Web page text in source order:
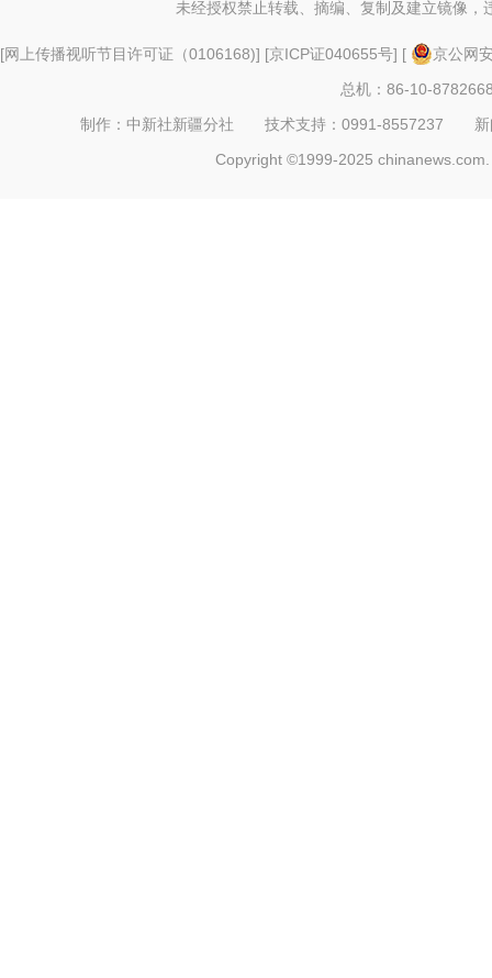
未经授权禁止转载、摘编、复制及建立镜像，
[网上传播视听节目许可证（0106168)] [京ICP证040655号] [
京公网
总机：86-10-
制作：中新社新疆分社 技术支持：0991-8557237
Copyright ©1999-2025